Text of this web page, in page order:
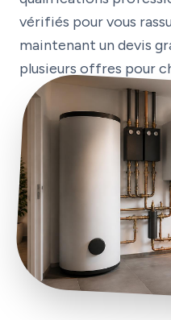
vérifiés pour vous
maintenant un devis
plusieurs offres pour